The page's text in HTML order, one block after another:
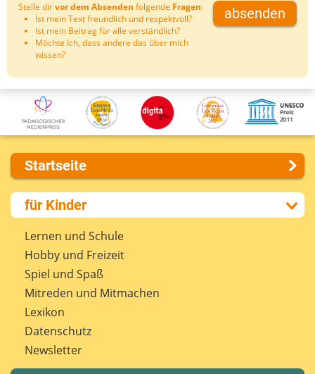
Stelle dirvor dem Absenden folgende Fragen:
Ist mein Text freundlich und respektvoll?
Ist mein Beitrag für alle verständlich?
Möchte ich, dass andere das über mich
wissen?
absenden
Startseite
Über uns
Presse
Kontakt
Impressum
Internet-ABC Sitemap
Barrierefreiheit
Länderprojekte
für Kinder
Lernen und Schule
Hobby und Freizeit
Spiel und Spaß
Mitreden und Mitmachen
Lexikon
Datenschutz
Newsletter